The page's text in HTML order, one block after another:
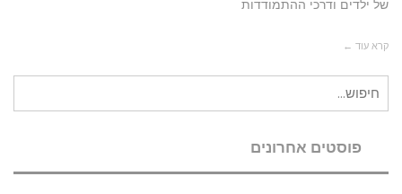
של ילדים ודרכי ההתמודדות
קרא עוד ←
עבור:
פוסטים אחרונים